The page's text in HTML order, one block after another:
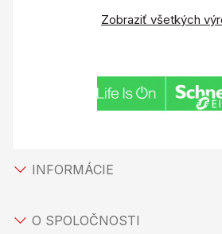
Zobraziť všetkých
INFORMÁCIE
O SPOLOČNOSTI